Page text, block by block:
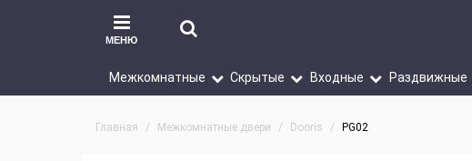
МЕНЮ
Межкомнатные Скрытые Входные Раздвижные
Главная Межкомнатные двери Dooris PG02